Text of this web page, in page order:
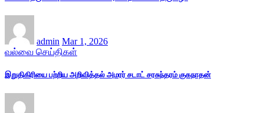
admin Mar 1, 2026
வல்வை செய்திகள்
இறுதிகிரியை பற்றிய அறிவித்தல் அமரர் சடாட் சரசுந்தரம் குகநாதன்